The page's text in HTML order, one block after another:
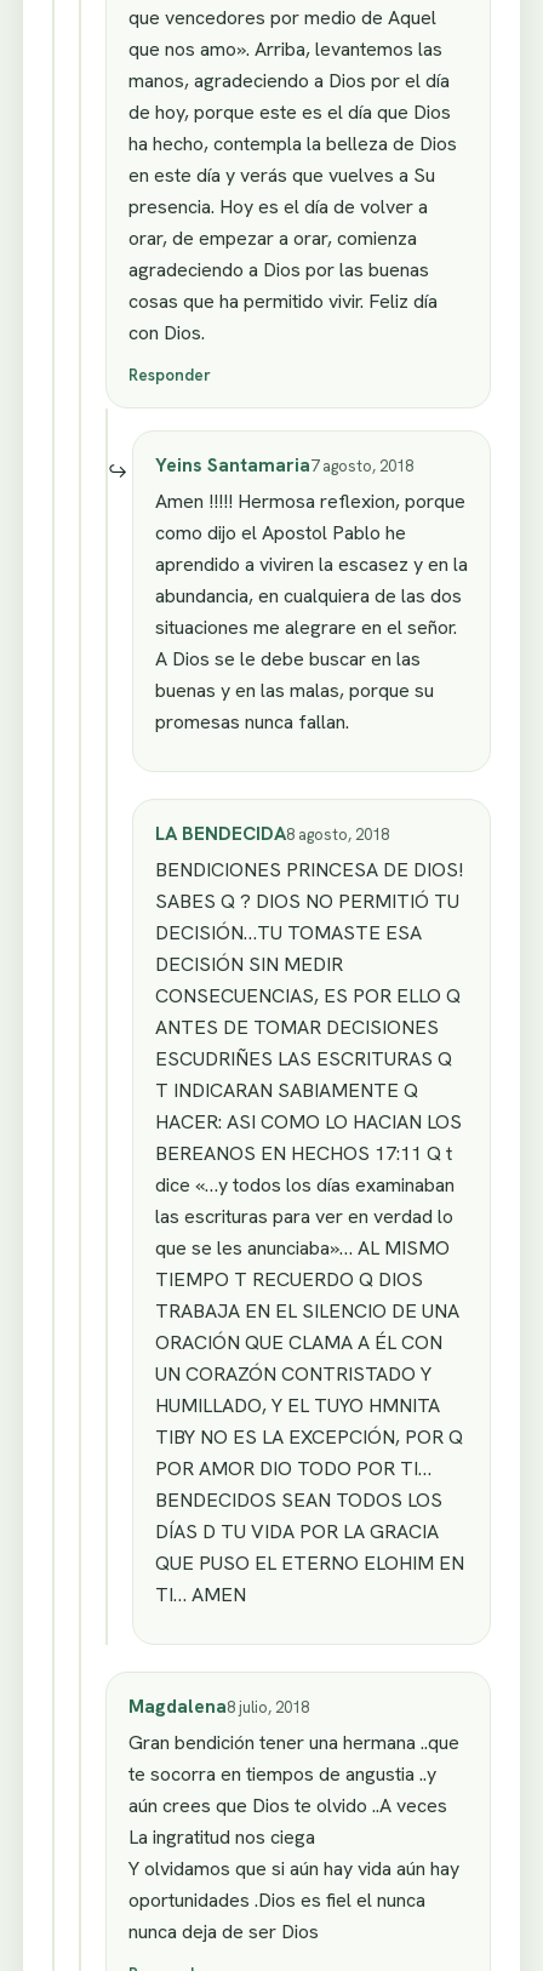
que vencedores por medio de Aquel
que nos amo». Arriba, levantemos las
manos, agradeciendo a Dios por el día
de hoy, porque este es el día que Dios
ha hecho, contempla la belleza de Dios
en este día y verás que vuelves a Su
presencia. Hoy es el día de volver a
orar, de empezar a orar, comienza
agradeciendo a Dios por las buenas
cosas que ha permitido vivir. Feliz día
con Dios.
Responder
Yeins Santamaria7 agosto, 2018
Amen !!!!! Hermosa reflexion, porque
como dijo el Apostol Pablo he
aprendido a viviren la escasez y en la
abundancia, en cualquiera de las dos
situaciones me alegrare en el señor.
A Dios se le debe buscar en las
buenas y en las malas, porque su
promesas nunca fallan.
LA BENDECIDA8 agosto, 2018
BENDICIONES PRINCESA DE DIOS!
SABES Q ? DIOS NO PERMITIÓ TU
DECISIÓN…TU TOMASTE ESA
DECISIÓN SIN MEDIR
CONSECUENCIAS, ES POR ELLO Q
ANTES DE TOMAR DECISIONES
ESCUDRIÑES LAS ESCRITURAS Q
T INDICARAN SABIAMENTE Q
HACER: ASI COMO LO HACIAN LOS
BEREANOS EN HECHOS 17:11 Q t
dice «…y todos los días examinaban
las escrituras para ver en verdad lo
que se les anunciaba»… AL MISMO
TIEMPO T RECUERDO Q DIOS
TRABAJA EN EL SILENCIO DE UNA
ORACIÓN QUE CLAMA A ÉL CON
UN CORAZÓN CONTRISTADO Y
HUMILLADO, Y EL TUYO HMNITA
TIBY NO ES LA EXCEPCIÓN, POR Q
POR AMOR DIO TODO POR TI…
BENDECIDOS SEAN TODOS LOS
DÍAS D TU VIDA POR LA GRACIA
QUE PUSO EL ETERNO ELOHIM EN
TI… AMEN
Magdalena8 julio, 2018
Gran bendición tener una hermana ..que
te socorra en tiempos de angustia ..y
aún crees que Dios te olvido ..A veces
La ingratitud nos ciega
Y olvidamos que si aún hay vida aún hay
oportunidades .Dios es fiel el nunca
nunca deja de ser Dios